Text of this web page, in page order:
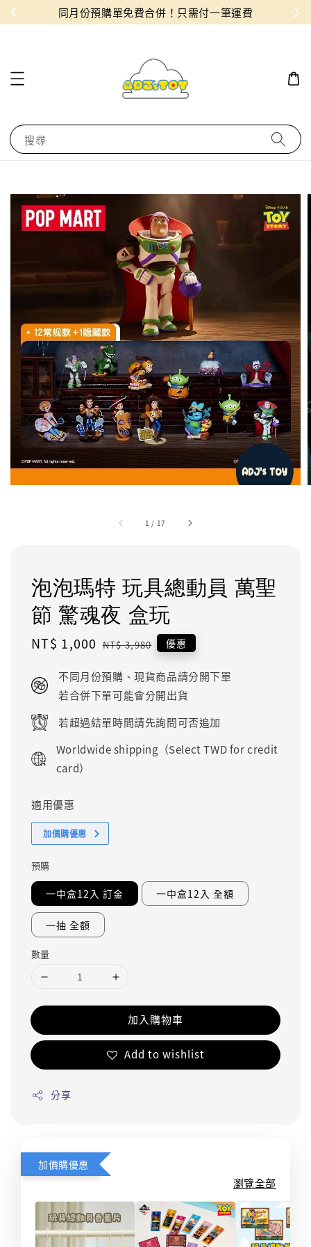
！ 同月份預購單免費合併！只需付一筆運費
搜尋
1 / 17
泡泡瑪特 玩具總動員 萬聖
節 驚魂夜 盒玩
Sale
NT$ 1,000 Regular
NT$ 3,980 優惠
不同月份預購、現貨商品請分開下單
若合併下單可能會分開出貨
若超過結單時間請先詢問可否追加
Worldwide shipping（Select TWD for credit
card）
適用優惠
加價購優惠
預購
一中盒12入 訂金 一中盒12入 全額
一抽 全額
數量
加入購物車
Add to wishlist
分享
加價購優惠
瀏覽全部